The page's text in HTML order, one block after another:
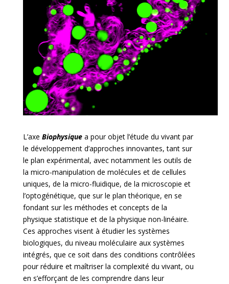
L’axe Biophysiquea pour objet l’étude du vivant par
le développement d’approches innovantes, tant sur
le plan expérimental, avec notamment les outils de
la micro-manipulation de molécules et de cellules
uniques, de la micro-fluidique, de la microscopie et
l’optogénétique, que sur le plan théorique, en se
fondant sur les méthodes et concepts de la
physique statistique et de la physique non-linéaire.
Ces approches visent à étudier les systèmes
biologiques, du niveau moléculaire aux systèmes
intégrés, que ce soit dans des conditions contrôlées
pour réduire et maîtriser la complexité du vivant, ou
en s’efforçant de les comprendre dans leur